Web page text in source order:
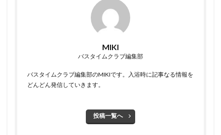
MIKI
バスタイムクラブ編集部
バスタイムクラブ編集部のMIKIです。入浴時に記事なる情報を
どんどん発信していきます。
投稿一覧へ